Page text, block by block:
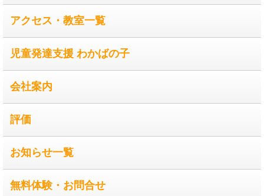
アクセス・教室一覧
児童発達支援 わかばの子
会社案内
評価
お知らせ一覧
無料体験・お問合せ